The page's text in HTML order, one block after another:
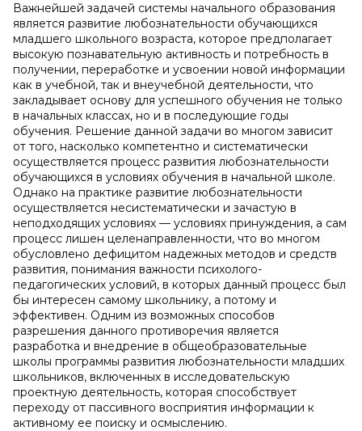
Важнейшей задачей системы начального образования
является развитие любознательности обучающихся
младшего школьного возраста, которое предполагает
высокую познавательную активность и потребность в
получении, переработке и усвоении новой информации
как в учебной, так и внеучебной деятельности, что
закладывает основу для успешного обучения не только
в начальных классах, но и в последующие годы
обучения. Решение данной задачи во многом зависит
от того, насколько компетентно и систематически
осуществляется процесс развития любознательности
обучающихся в условиях обучения в начальной школе.
Однако на практике развитие любознательности
осуществляется несистематически и зачастую в
неподходящих условиях — условиях принуждения, а сам
процесс лишен целенаправленности, что во многом
обусловлено дефицитом надежных методов и средств
развития, понимания важности психолого-
педагогических условий, в которых данный процесс был
бы интересен самому школьнику, а потому и
эффективен. Одним из возможных способов
разрешения данного противоречия является
разработка и внедрение в общеобразовательные
школы программы развития любознательности младших
школьников, включенных в исследовательскую
проектную деятельность, которая способствует
переходу от пассивного восприятия информации к
активному ее поиску и осмыслению.